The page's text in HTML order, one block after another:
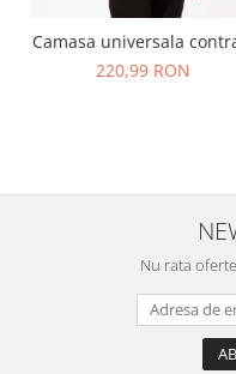
Camasa universala
220,99 RON
Nu rata